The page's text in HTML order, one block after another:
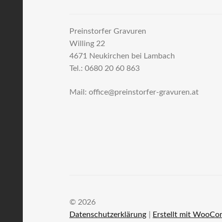
Preinstorfer Gravuren
Willing 22
4671 Neukirchen bei Lambach
Tel.: 0680 20 60 863
Mail: office@preinstorfer-gravuren.at
© 2026
Datenschutzerklärung
Erstellt mit